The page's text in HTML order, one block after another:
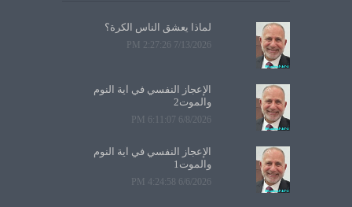
لماذا يعشق الناس الكرة؟
7/13/2026 2:27:26 PM
الإعجاز النفسي في آية النوم
والموت2
6/8/2026 6:11:07 PM
الإعجاز النفسي في آية النوم
والموت1
6/6/2026 4:24:58 PM